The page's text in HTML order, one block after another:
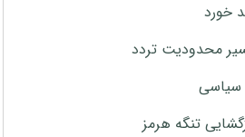
خورد
محدودیت تردد
سیاسی
تنگه هرمز